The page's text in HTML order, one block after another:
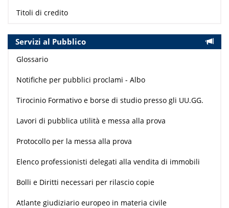
Titoli di credito
Servizi al Pubblico
Glossario
Notifiche per pubblici proclami - Albo
Tirocinio Formativo e borse di studio presso gli UU.GG.
Lavori di pubblica utilità e messa alla prova
Protocollo per la messa alla prova
Elenco professionisti delegati alla vendita di immobili
Bolli e Diritti necessari per rilascio copie
Atlante giudiziario europeo in materia civile